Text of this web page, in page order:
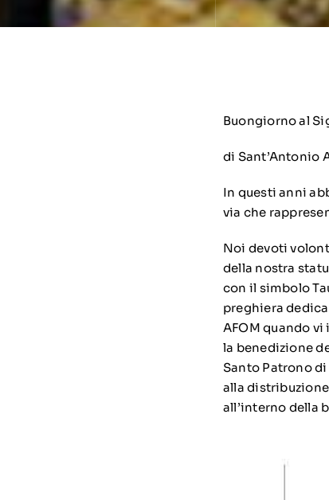
Buongiorno al
di Sant’Antonio
In questi anni
via che
Noi devoti
della nostra
con il simbolo
preghiera
AFOM quando
la benedizione
Santo Patrono
alla
all’interno della